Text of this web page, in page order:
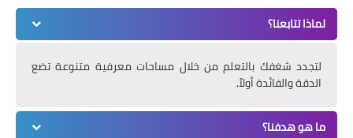
لماذا تتابعنا؟
لتجدد شغفك بالتعلم من خلال مساحات معرفية متنوعة تضع
الدقة والفائدة أولاً.
ما هو هدفنا؟